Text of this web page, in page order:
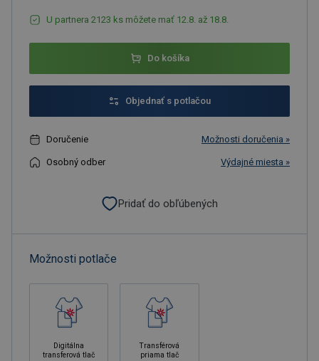
U partnera 2123 ks môžete mať 12.8. až 18.8.
Do košíka
Objednať s potlačou
Doručenie Možnosti doručenia »
Osobný odber Výdajné miesta »
Pridať do obľúbených
Možnosti potlače
Digitálna
transferová tlač
Transférová
priama tlač